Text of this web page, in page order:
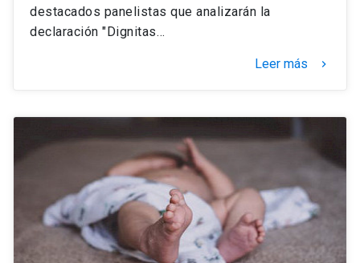
destacados panelistas que analizarán la
declaración "Dignitas…
Leer más keyboard_arrow_right